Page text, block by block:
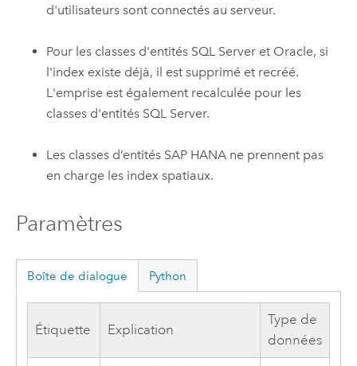
d'utilisateurs sont connectés au serveur.
Pour les classes d'entités SQL Server et Oracle, si
l'index existe déjà, il est supprimé et recréé.
L'emprise est également recalculée pour les
classes d'entités SQL Server.
Les classes d’entités SAP HANA ne prennent pas
en charge les index spatiaux.
Paramètres
Boîte de dialogue Python
Étiquette Explication
Type de
données